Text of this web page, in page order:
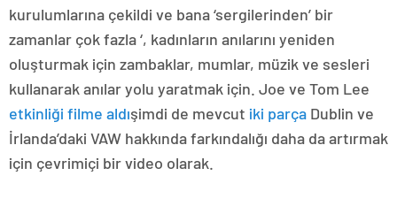
kurulumlarına çekildi ve bana ‘sergilerinden’ bir
zamanlar çok fazla ‘, kadınların anılarını yeniden
oluşturmak için zambaklar, mumlar, müzik ve sesleri
kullanarak anılar yolu yaratmak için. Joe ve Tom Lee
etkinliği filme aldışimdi de mevcut iki parça Dublin ve
İrlanda’daki VAW hakkında farkındalığı daha da artırmak
için çevrimiçi bir video olarak.